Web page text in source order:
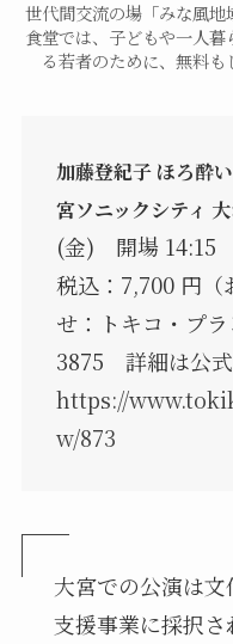
世代間交流の場「みな風
食堂では、子どもや一人
る若者のために、無料
加藤登紀子 ほろ
宮ソニックシティ
(金) 開場 14:15
税込：7,700 円
せ：トキコ・プ
3875 詳細は公
https://
w/873
大宮での公演は
支援事業に採択